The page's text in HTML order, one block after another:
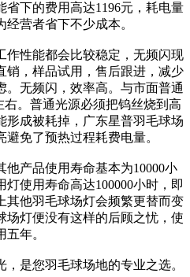
下的费用高达1196元，耗电量
营者省下不少成本。
作性能都会比较稳定，无频闪现
销，样品试用，售后跟进，减少
。无频闪，效率高。与市面普通
右。普通光源必须把钨丝烧到高
形成被耗掉，广东星普羽毛球场
免了预热过程耗费电量。
他产品使用寿命基本为10000小
使用寿命高达100000小时，即
其他羽毛球场灯会频繁更替而变
场灯便没有这样的后顾之忧，使
年。
是您羽毛球场地的专业之选。